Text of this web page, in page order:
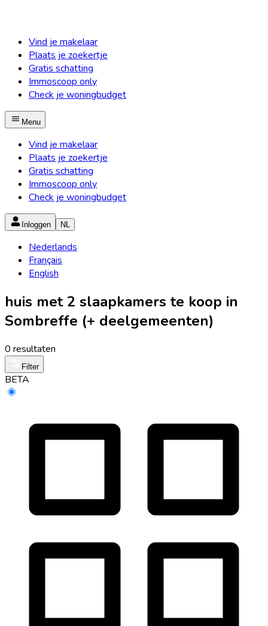
Vind je makelaar
Plaats je zoekertje
Gratis schatting
Immoscoop only
Check je woningbudget
Menu
Vind je makelaar
Plaats je zoekertje
Gratis schatting
Immoscoop only
Check je woningbudget
Inloggen NL
Nederlands
Français
English
huis met 2 slaapkamers te koop in
Sombreffe (+ deelgemeenten)
0 resultaten
Filter
BETA